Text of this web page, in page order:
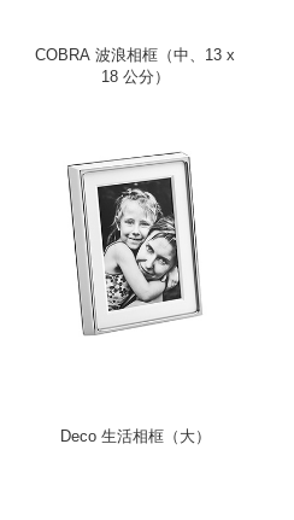
COBRA 波浪相框（中、13 x
18 公分）
Deco 生活相框（大）